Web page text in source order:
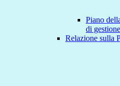
Piano
di gestione
Relazione sulla